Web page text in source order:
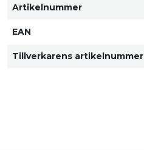
Artikelnummer
EAN
Tillverkarens artikelnummer